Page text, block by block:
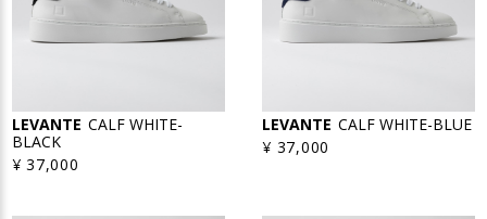
LEVANTE CALF WHITE-
BLACK
¥ 37,000
LEVANTE CALF WHITE-BLUE
¥ 37,000